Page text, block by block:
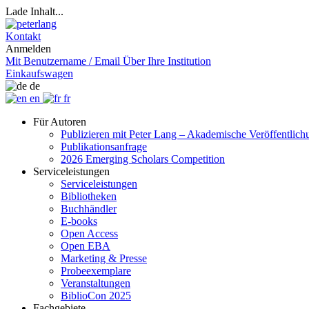
Lade Inhalt...
Kontakt
Anmelden
Mit Benutzername / Email Über Ihre Institution
Einkaufswagen
de
en
fr
Für Autoren
Publizieren mit Peter Lang – Akademische
Publikationsanfrage
2026 Emerging Scholars Competition
Serviceleistungen
Serviceleistungen
Bibliotheken
Buchhändler
E-books
Open Access
Open EBA
Marketing & Presse
Probeexemplare
Veranstaltungen
BiblioCon 2025